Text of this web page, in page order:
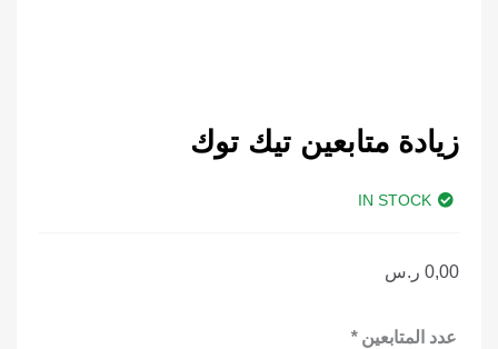
زيادة متابعين تيك توك
IN STOCK
0,00 ر.س
عدد المتابعين* كمية